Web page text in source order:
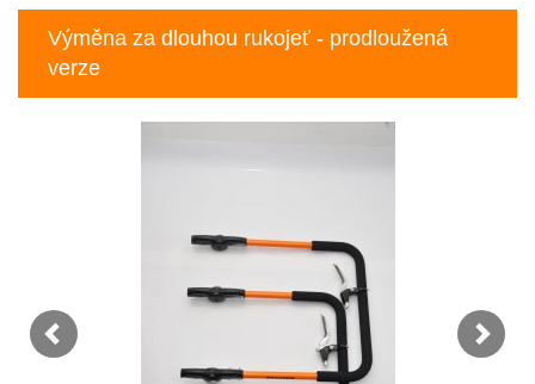
Výměna za dlouhou rukojeť - prodloužená
verze